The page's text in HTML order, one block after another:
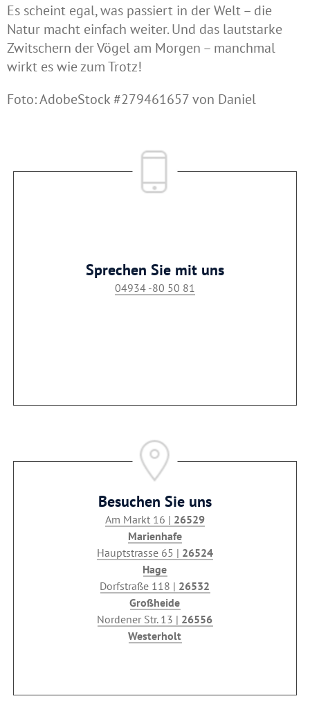
Es scheint egal, was passiert in der Welt – die
Natur macht einfach weiter. Und das lautstarke
Zwitschern der Vögel am Morgen – manchmal
wirkt es wie zum Trotz!
Foto: AdobeStock #279461657 von Daniel
Sprechen Sie mit uns
04934 -80 50 81
Besuchen Sie uns
Am Markt 16 | 26529
Marienhafe
Hauptstrasse 65 | 26524
Hage
Dorfstraße 118 | 26532
Großheide
Nordener Str. 13 | 26556
Westerholt